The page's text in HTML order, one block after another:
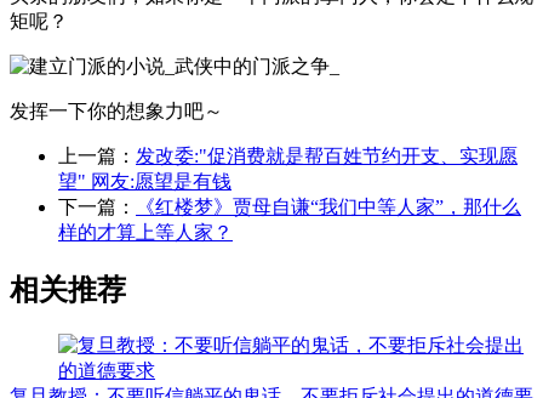
矩呢？
发挥一下你的想象力吧～
上一篇： 发改委:"促消费就是帮百姓节约开支、实现愿
望" 网友:愿望是有钱
下一篇：
《红楼梦》贾母自谦“我们中等人家”，那什么
样的才算上等人家？
相关推荐